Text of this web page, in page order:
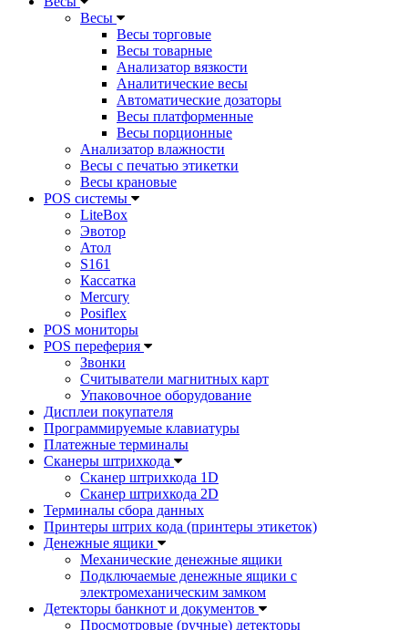
Весы
Весы торговые
Весы товарные
Анализатор вязкости
Аналитические весы
Автоматические дозаторы
Весы платформенные
Весы порционные
Анализатор влажности
Весы с печатью этикетки
Весы крановые
POS системы
LiteBox
Эвотор
Атол
S161
Кассатка
Mercury
Posiflex
POS мониторы
POS переферия
Звонки
Считыватели магнитных карт
Упаковочное оборудование
Дисплеи покупателя
Программируемые клавиатуры
Платежные терминалы
Сканеры штрихкода
Сканер штрихкода 1D
Сканер штрихкода 2D
Терминалы сбора данных
Принтеры штрих кода (принтеры этикеток)
Денежные ящики
Механические денежные ящики
Подключаемые денежные ящики с
электромеханическим замком
Детекторы банкнот и документов
Просмотровые (ручные) детекторы